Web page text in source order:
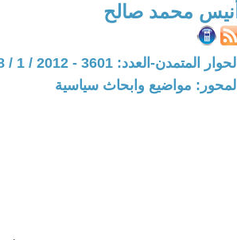
أنيس محمد صالح
الحوار المتمدن-العدد: 3601 - 2012 / 1 / 8 - 19:07
المحور: مواضيع وابحاث سياسية